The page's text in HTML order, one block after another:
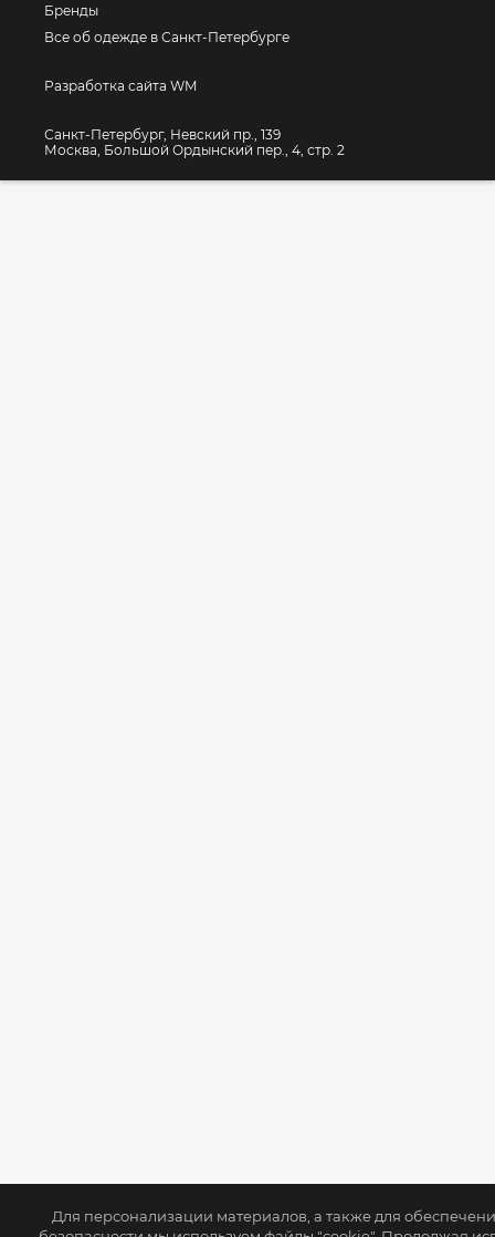
Для персонализации материалов, а также для
Бренды
Все об одежде в Санкт-Петербурге
Разработка сайта WM
Санкт-Петербург, Невский пр., 139
Москва, Большой Ордынский пер., 4, стр. 2